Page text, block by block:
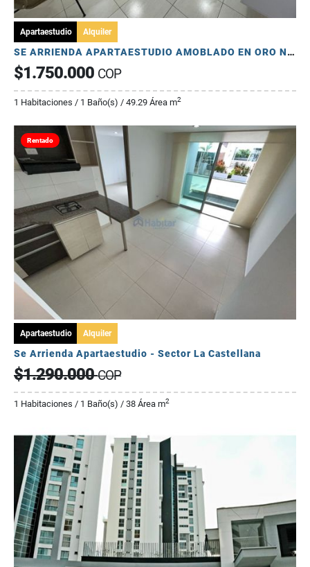
Apartaestudio Alquiler
SE ARRIENDA APARTAESTUDIO AMOBLADO EN ORO NEGRO - NORTE
$1.750.000 COP
1 Habitaciones / 1 Baño(s) / 49.29 Área m2
Rentado
Apartaestudio Alquiler
Se Arrienda Apartaestudio - Sector La Castellana
$1.290.000COP
1 Habitaciones / 1 Baño(s) / 38 Área m2